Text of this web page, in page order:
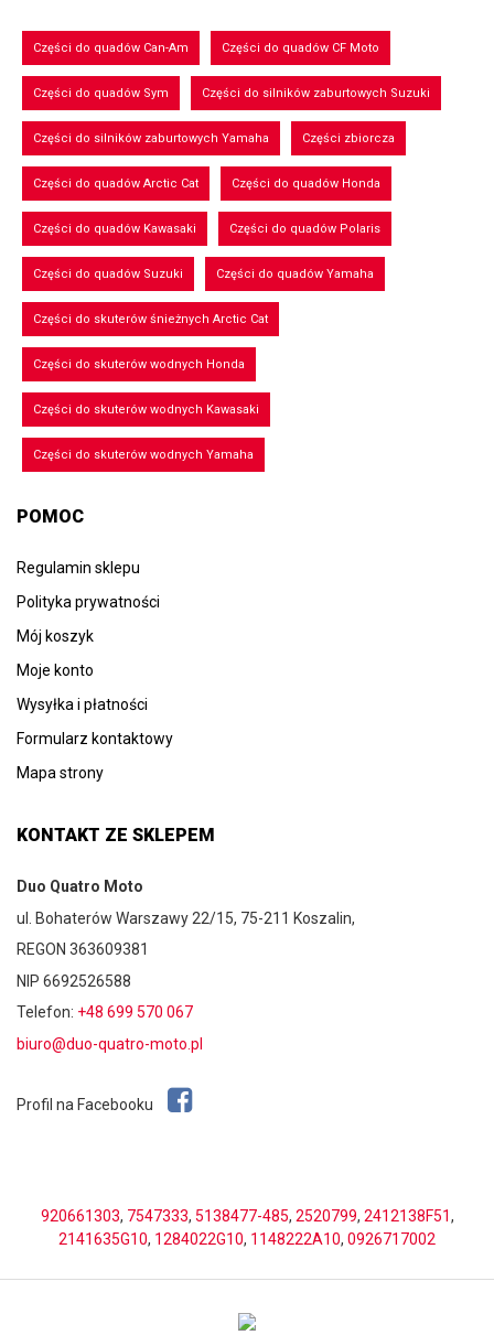
Części do quadów Can-Am Części do quadów CF Moto
Części do quadów Sym Części do silników zaburtowych Suzuki
Części do silników zaburtowych Yamaha Części zbiorcza
Części do quadów Arctic Cat Części do quadów Honda
Części do quadów Kawasaki Części do quadów Polaris
Części do quadów Suzuki Części do quadów Yamaha
Części do skuterów śnieżnych Arctic Cat
Części do skuterów wodnych Honda
Części do skuterów wodnych Kawasaki
Części do skuterów wodnych Yamaha
POMOC
Regulamin sklepu
Polityka prywatności
Mój koszyk
Moje konto
Wysyłka i płatności
Formularz kontaktowy
Mapa strony
KONTAKT ZE SKLEPEM
Duo Quatro Moto
ul. Bohaterów Warszawy 22/15, 75-211 Koszalin,
REGON 363609381
NIP 6692526588
Telefon: +48 699 570 067
biuro@duo-quatro-moto.pl
Profil na Facebooku
920661303, 7547333, 5138477-485, 2520799, 2412138F51,
2141635G10, 1284022G10, 1148222A10, 0926717002